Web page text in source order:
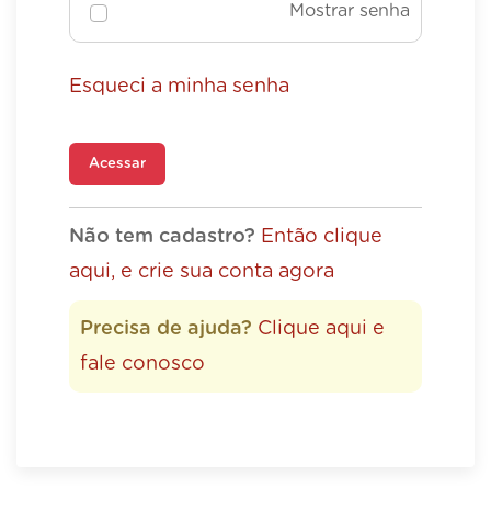
Mostrar senha
Esqueci a minha senha
Acessar
Não tem cadastro? Então clique
aqui, e crie sua conta agora
Precisa de ajuda? Clique aqui e
fale conosco